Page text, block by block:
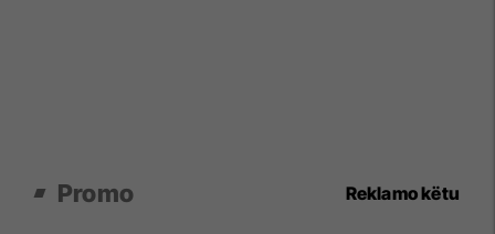
Promo Reklamo këtu